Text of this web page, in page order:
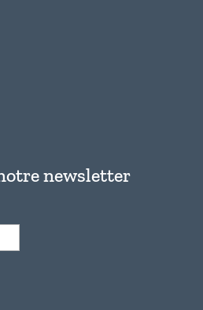
newsletter